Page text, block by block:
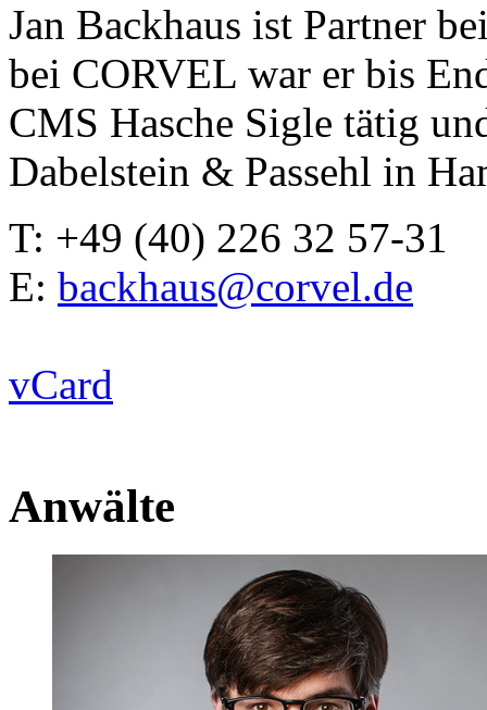
Jan Backhaus ist Partner
bei CORVEL war er bis
CMS Hasche Sigle tätig
Dabelstein & Passehl in
T: +49 (40) 226 32 57-31
E: backhaus@corvel.de
vCard
Anwälte